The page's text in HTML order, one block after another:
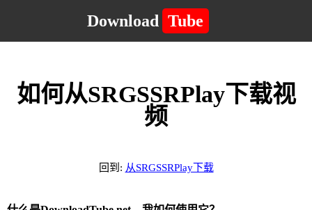
Download Tube
如何从SRGSSRPlay下载视
频
回到: 从SRGSSRPlay下载